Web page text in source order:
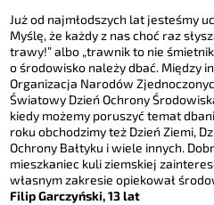
Już od najmłodszych lat jesteśmy
Myślę, że każdy z nas choć raz
trawy!” albo „trawnik to nie
o środowisko należy dbać. Między
Organizacja Narodów
Światowy Dzień Ochrony
kiedy możemy poruszyć temat
roku obchodzimy też Dzień Ziemi,
Ochrony Bałtyku i wiele innych.
mieszkaniec kuli ziemskiej
własnym zakresie opiekował
Filip Garczyński, 13 lat